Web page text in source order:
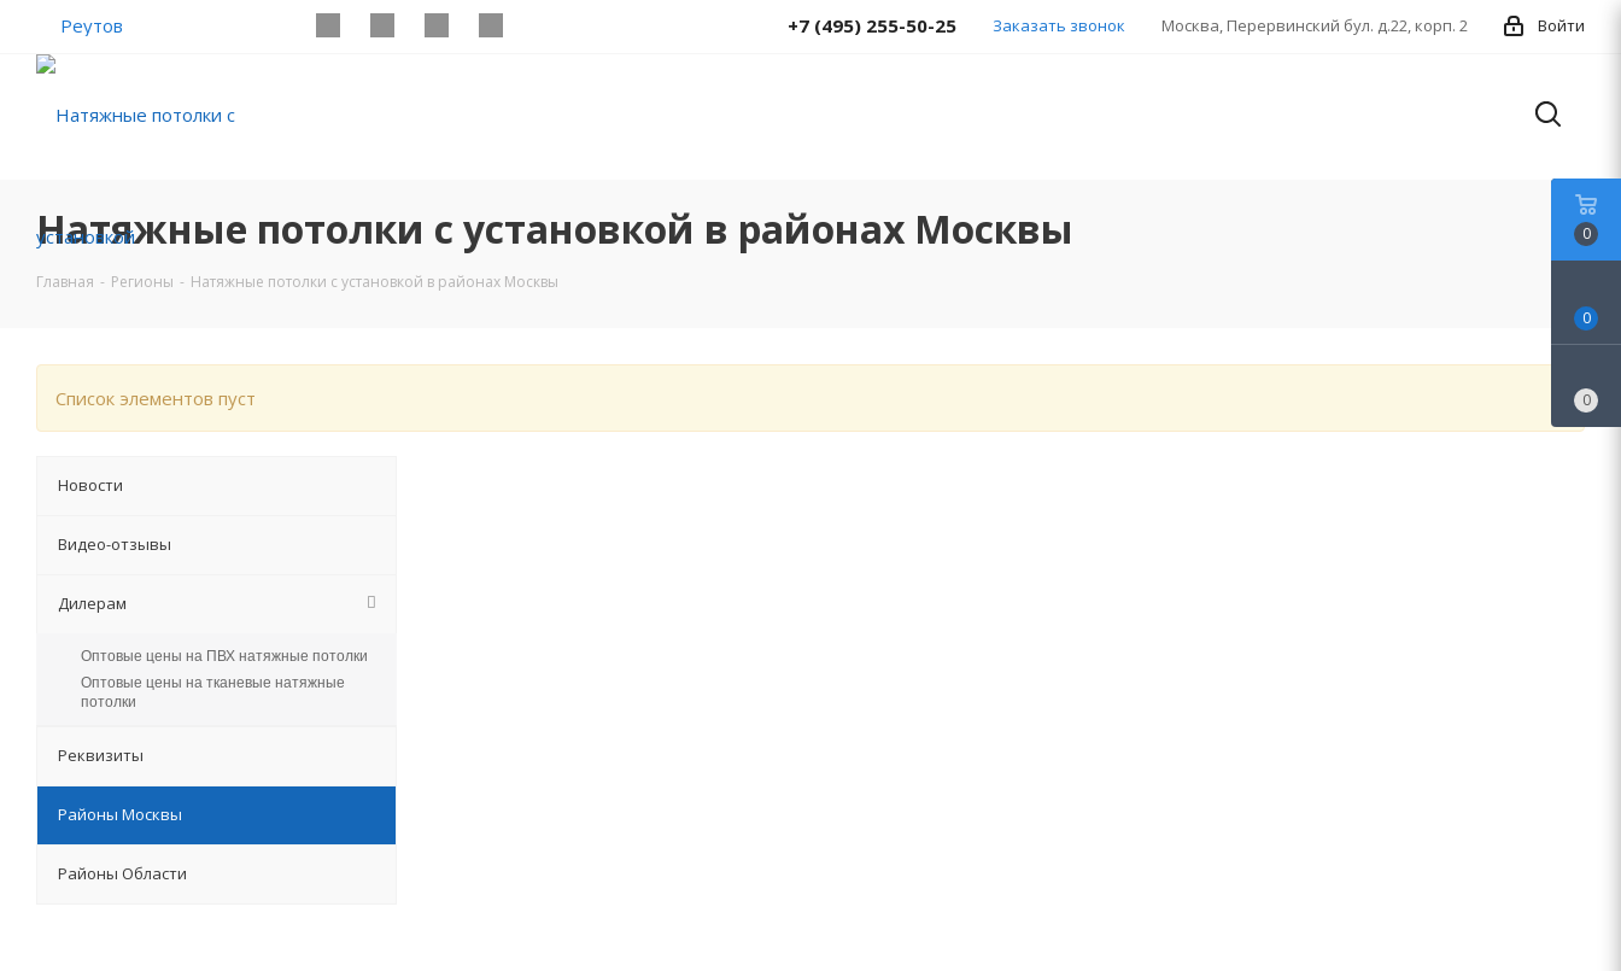
Реутов Войти
Москва, Перервинский бул. д.22, корп. 2
+7 (495) 255-50-25 Заказать звонок
Натяжные потолки с установкой в районах Москвы
Главная - Регионы - Натяжные потолки с установкой в районах Москвы
Список элементов пуст
Новости
Видео-отзывы
Дилерам
Оптовые цены на ПВХ натяжные потолки
Оптовые цены на тканевые натяжные
потолки
Реквизиты
Районы Москвы
Районы Области
0
0
0